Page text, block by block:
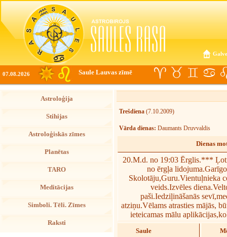
07.08.2026 Saule Lauvas zīmē
Astroloģija
Stihijas
Astroloģiskās zīmes
Planētas
TARO
Meditācijas
Simboli. Tēli. Zīmes
Raksti
Trešdiena (7.10.2009)
Vārda dienas: Daumants Druvvaldis
Dienas
20.M.d. no 19:03 Ērglis.*** Ļoti
no ērgļa
Skolotāju,Guru.Vientuļnieka
veids.Izvēles
paši.Iedziļināšanās
atziņu.Vēlams atrasties mājās,
ieteicamas mālu
Saule